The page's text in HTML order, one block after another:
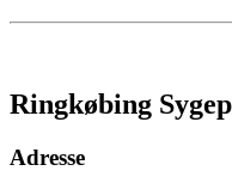
Ringkøbing
Adresse